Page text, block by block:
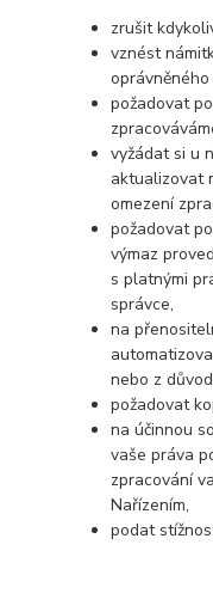
zrušit
vznést
požadovat
vyžádat si u
aktualizovat
omezení
požadovat
výmaz
s platnými
správce,
na
nebo z
požadovat
na účinnou
vaše práva
zpracování
Nařízením,
podat